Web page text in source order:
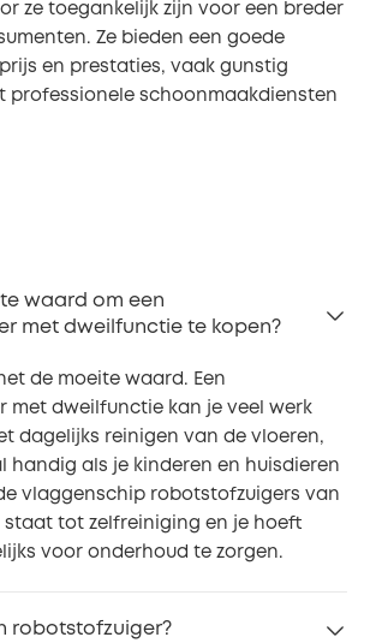
ze toegankelijk zijn voor een breder
Ze bieden een goede
en prestaties, vaak gunstig
professionele schoonmaakdiensten
waard om een
met dweilfunctie te kopen?
de moeite waard. Een
met dweilfunctie kan je veel werk
dagelijks reinigen van de vloeren,
handig als je kinderen en huisdieren
vlaggenschip robotstofzuigers van
staat tot zelfreiniging en je hoeft
voor onderhoud te zorgen.
robotstofzuiger?